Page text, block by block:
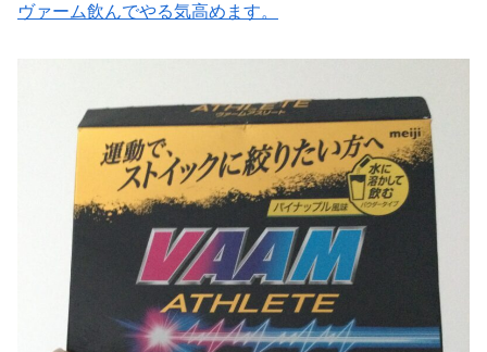
ヴァーム飲んでやる気高めます。